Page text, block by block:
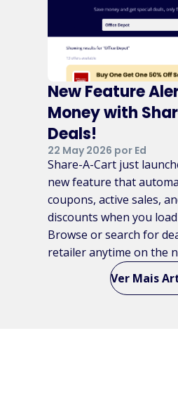
New Feature
Money with
Deals!
22 May 2026 por Ed
Share-A-Cart just
new feature that
coupons, active sales,
discounts when you
Browse or search for
retailer anytime on the
Ver Mais